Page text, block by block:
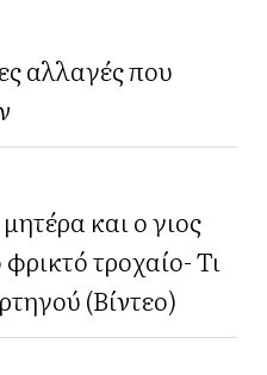
αλλαγές που
και ο γιος
τροχαίο- Τι
(Βίντεο)